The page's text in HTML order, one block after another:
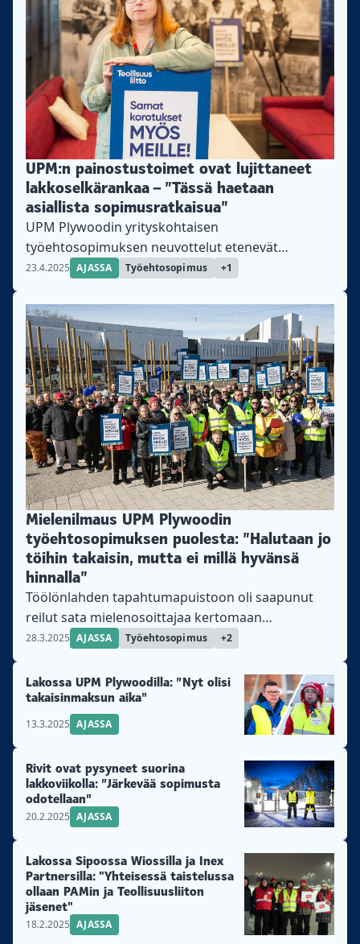
UPM:n painostustoimet ovat lujittaneet
lakkoselkärankaa – ”Tässä haetaan
asiallista sopimusratkaisua”
UPM Plywoodin yrityskohtaisen
työehtosopimuksen neuvottelut etenevät
vaivalloisesti ja lakot jatkuvat, kertoo
Stoor.
23.4.2025 AJASSA Työehtosopimus +1
Mielenilmaus UPM Plywoodin
työehtosopimuksen puolesta: ”Halutaan jo
töihin takaisin, mutta ei millä hyvänsä
hinnalla”
Töölönlahden tapahtumapuistoon oli saapunut
reilut sata mielenosoittajaa kertomaan
näkemyksensä yhtiön toiminnasta UPM Plywoodin
28.3.2025 AJASSA Työehtosopimus +2
Lakossa UPM Plywoodilla: ”Nyt olisi
takaisinmaksun aika”
13.3.2025 AJASSA
Rivit ovat pysyneet suorina
lakkoviikolla: ”Järkevää sopimusta
odotellaan”
20.2.2025 AJASSA
Lakossa Sipoossa Wiossilla ja Inex
Partnersilla: "Yhteisessä taistelussa
ollaan PAMin ja Teollisuusliiton
jäsenet"
18.2.2025 AJASSA